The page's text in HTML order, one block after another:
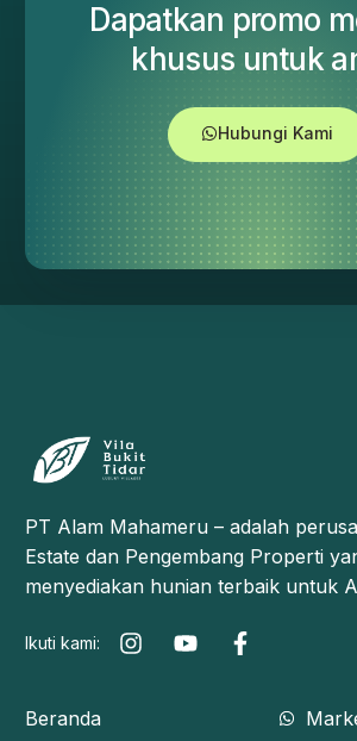
Dapatkan promo
khusus untuk
Hubungi Kami
PT Alam Mahameru – adalah
Estate dan Pengembang Properti
menyediakan hunian terbaik untuk
Ikuti kami:
Beranda